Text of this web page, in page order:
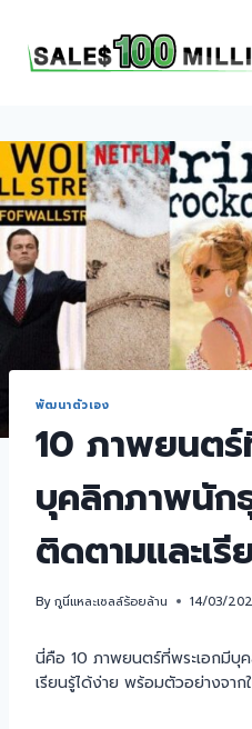
พัฒนาตัวเอง
10 ภาพยนตร์
บุคลิกภาพนัก
ติดตามและเรี
Byกูนี่แหละเซลล์ร้อยล้าน 14/03/
นี่คือ 10 ภาพยนตร์ที่พระเอกมีบุ
เรียนรู้ได้ง่าย พร้อมตัวอย่างจาก